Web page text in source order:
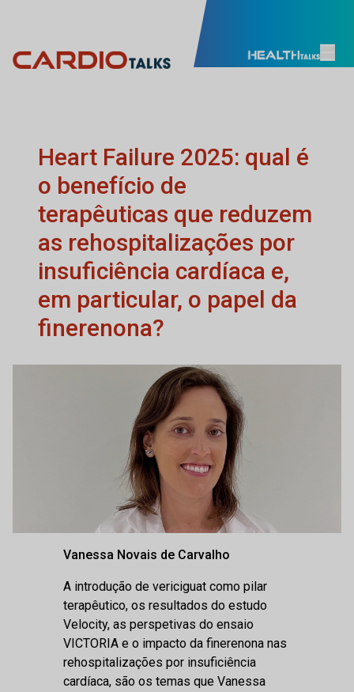
Heart Failure 2025: qual é
o benefício de
terapêuticas que reduzem
as rehospitalizações por
insuficiência cardíaca e,
em particular, o papel da
finerenona?
Vanessa Novais de Carvalho
A introdução de vericiguat como pilar
terapêutico, os resultados do estudo
Velocity, as perspetivas do ensaio
VICTORIA e o impacto da finerenona nas
rehospitalizações por insuficiência
cardíaca, são os temas que Vanessa